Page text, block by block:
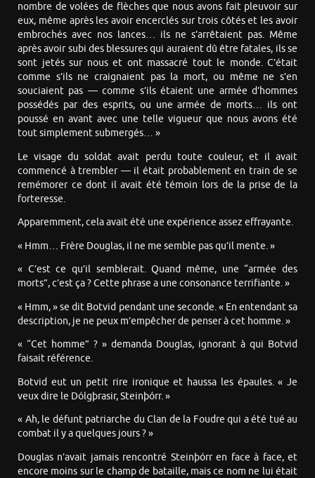
nombre de volées de flèches que nous avons fait pleuvoir sur
eux, même après les avoir encerclés sur trois côtés et les avoir
embrochés avec nos lances… ils ne s’arrêtaient pas. Même
après avoir subi des blessures qui auraient dû être fatales, ils se
sont jetés sur nous et ont massacré tout le monde. C’était
comme s’ils ne craignaient pas la mort, ou même ne s’en
souciaient pas — comme s’ils étaient une armée d’hommes
possédés par des esprits, ou une armée de morts… ils ont
poussé en avant avec une telle vigueur que nous avons été
tout simplement submergés… »
Le visage du soldat avait perdu toute couleur, et il avait
commencé à trembler — il était probablement en train de se
remémorer ce dont il avait été témoin lors de la prise de la
forteresse.
Apparemment, cela avait été une expérience assez effrayante.
« Hmm… Frère Douglas, il ne me semble pas qu’il mente. »
« C’est ce qu’il semblerait. Quand même, une “armée des
morts”, c’est ça ? Cette phrase a une consonance terrifiante. »
« Hmm, » se dit Botvid pendant une seconde. « En entendant sa
description, je ne peux m’empêcher de penser à cet homme. »
« “Cet homme” ? » demanda Douglas, ignorant à qui Botvid
faisait référence.
Botvid eut un petit rire ironique et haussa les épaules. « Je
veux dire le Dólgþrasir, Steinþórr. »
« Ah, le défunt patriarche du Clan de la Foudre qui a été tué au
combat il y a quelques jours ? »
Douglas n’avait jamais rencontré Steinþórr en face à face, et
encore moins sur le champ de bataille, mais ce nom ne lui était